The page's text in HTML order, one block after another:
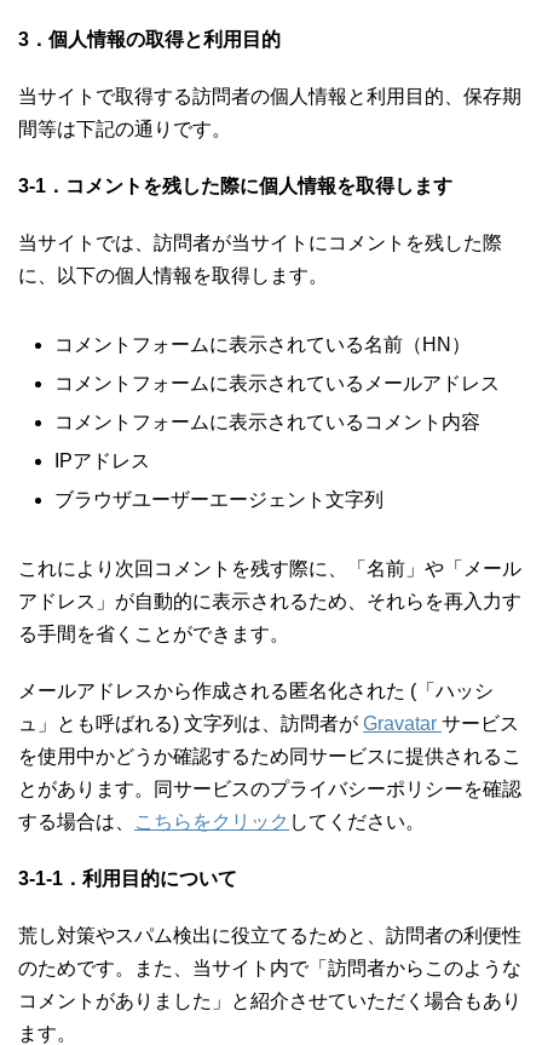
3．個人情報の取得と利用目的
当サイトで取得する訪問者の個人情報と利用目的、保存期
間等は下記の通りです。
3-1．コメントを残した際に個人情報を取得します
当サイトでは、訪問者が当サイトにコメントを残した際
に、以下の個人情報を取得します。
コメントフォームに表示されている名前（HN）
コメントフォームに表示されているメールアドレス
コメントフォームに表示されているコメント内容
IPアドレス
ブラウザユーザーエージェント文字列
これにより次回コメントを残す際に、「名前」や「メール
アドレス」が自動的に表示されるため、それらを再入力す
る手間を省くことができます。
メールアドレスから作成される匿名化された (「ハッシ
ュ」とも呼ばれる) 文字列は、訪問者が Gravatar サービス
を使用中かどうか確認するため同サービスに提供されるこ
とがあります。同サービスのプライバシーポリシーを確認
する場合は、
こちらをクリック してください。
3-1-1．利用目的について
荒し対策やスパム検出に役立てるためと、訪問者の利便性
のためです。また、当サイト内で「訪問者からこのような
コメントがありました」と紹介させていただく場合もあり
ます。